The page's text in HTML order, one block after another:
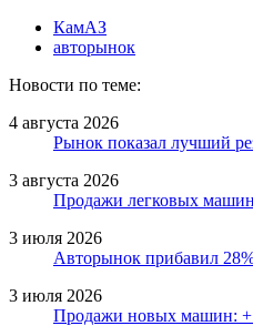
КамАЗ
авторынок
Новости по теме:
4 августа 2026
Рынок показал лучший
3 августа 2026
Продажи легковых
3 июля 2026
Авторынок прибавил
3 июля 2026
Продажи новых машин: